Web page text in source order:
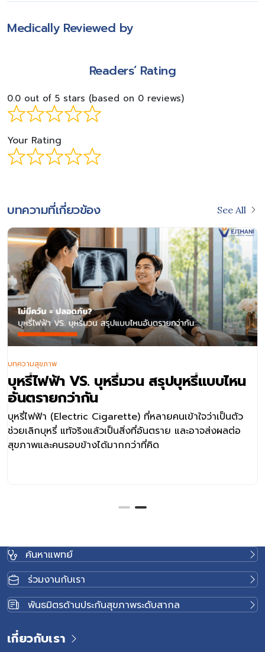
Medically Reviewed by
Readers’ Rating
0.0 out of 5 stars (based on 0 reviews)
Your Rating
บทความที่เกี่ยวข้อง See All
บุหรี่ไฟฟ้า VS. บุหรี่มวน สรุปบุหรี่แบบไหน
อันตรายกว่ากัน
บุหรี่ไฟฟ้า (Electric Cigarette) ที่หลายคนเข้าใจว่าเป็นตัว
ช่วยเลิกบุหรี่ แท้จริงแล้วเป็นสิ่งที่อันตราย และอาจส่งผลต่อ
สุขภาพและคนรอบข้างได้มากกว่าที่คิด
บทความสุขภาพ
ค้นหาแพทย์
ร่วมงานกับเรา
พันธมิตรด้านประกันสุขภาพระดับสากล
เกี่ยวกับเรา